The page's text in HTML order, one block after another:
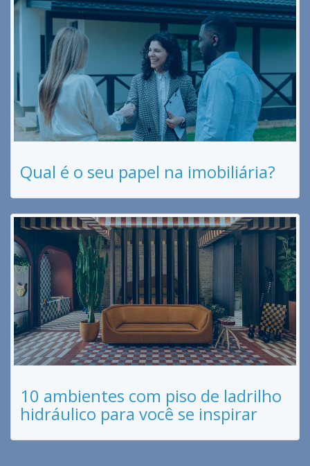
Qual é o seu papel na imobiliária?
10 ambientes com piso de ladrilho
hidráulico para você se inspirar